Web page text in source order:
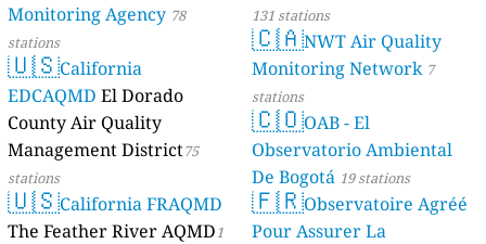
Monitoring Agency 78
stations
🇺🇸California
EDCAQMD El Dorado
County Air Quality
Management District75
stations
🇺🇸California FRAQMD
The Feather River AQMD1
131 stations
🇨🇦NWT Air Quality
Monitoring Network 7
stations
🇨🇴OAB - El
Observatorio Ambiental
De Bogotá 19 stations
🇫🇷Observatoire Agréé
Pour Assurer La